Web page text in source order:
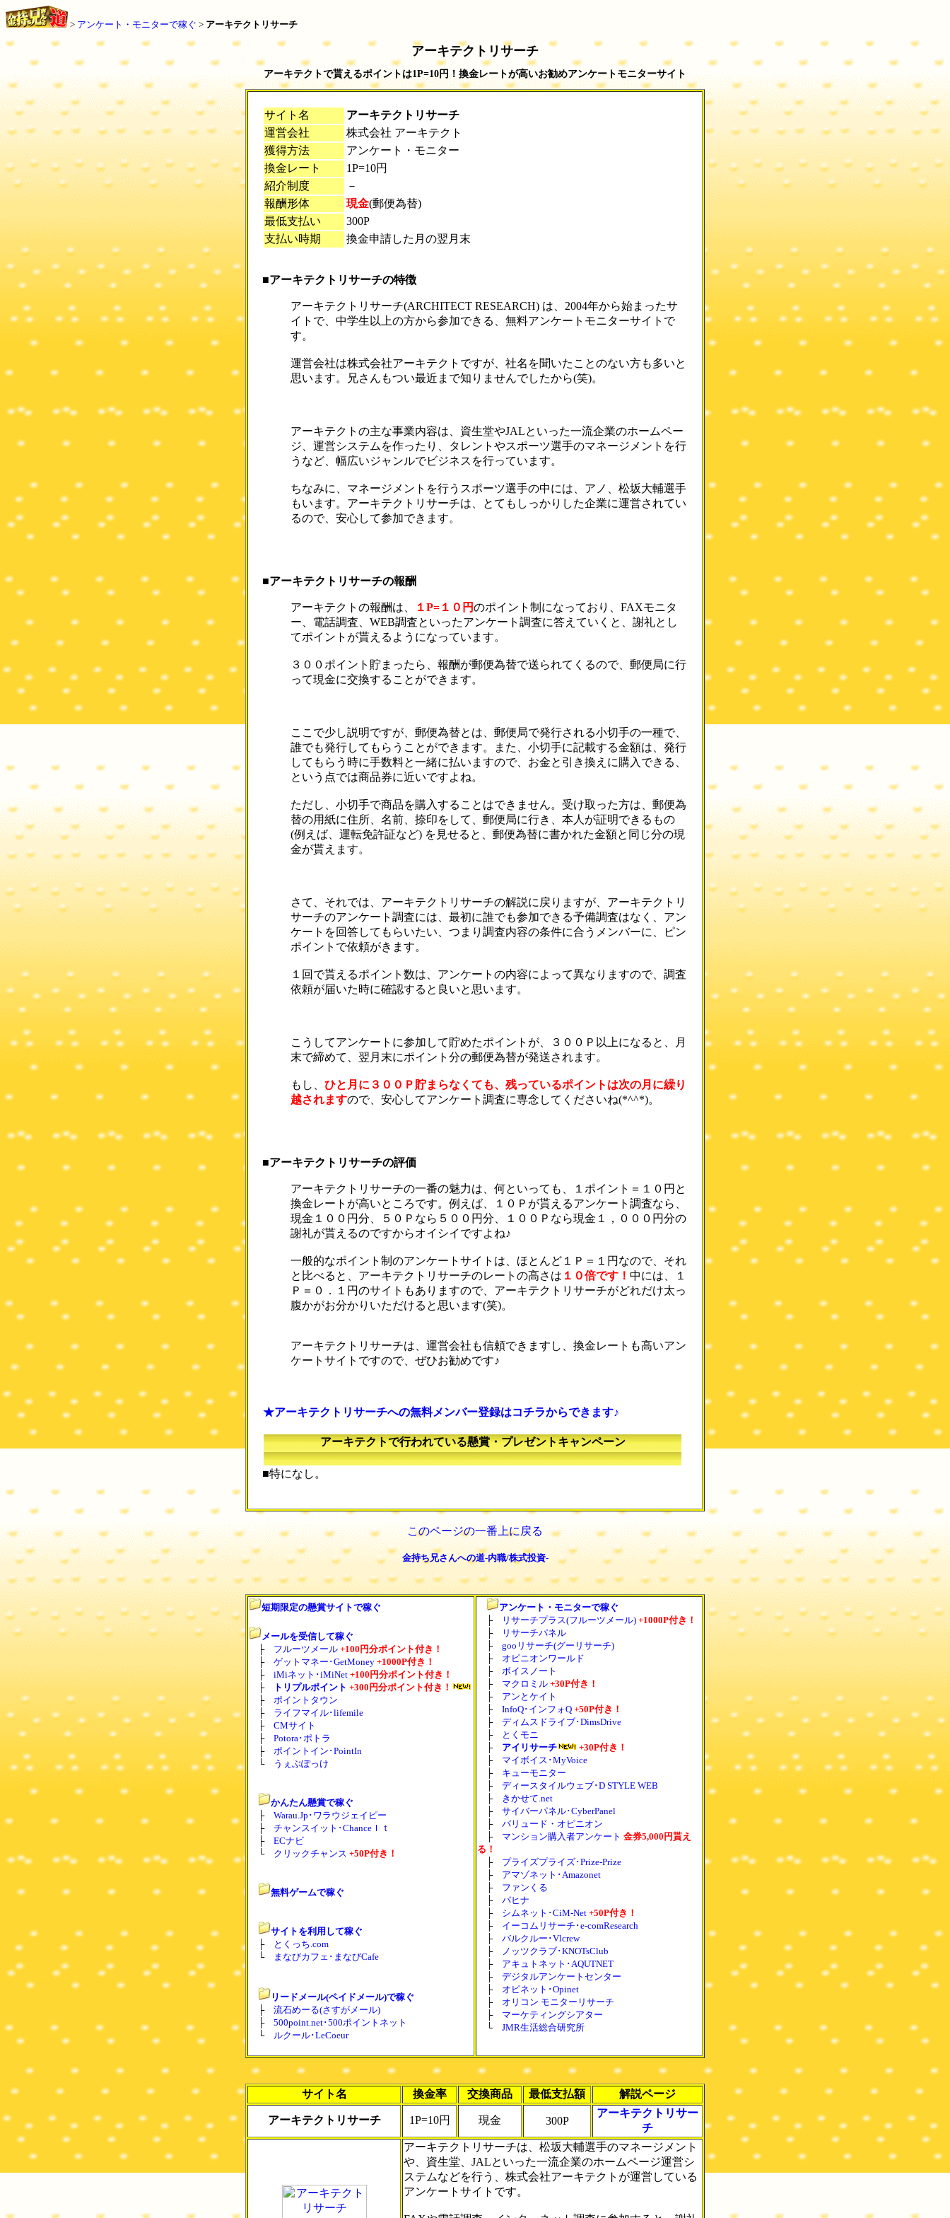
> アンケート・モニターで稼ぐ > アーキテクト リサーチ
アーキテクトリサーチ
アーキテクトで貰えるポイントは1P=10円！換金レートが高いお勧めアンケートモニターサイト
サイト名 アーキテクト リサーチ
運営会社
株式会社 アーキテクト
獲得方法
アンケート・モニター
換金レート
1P=10円
紹介制度
－
報酬形体
現金(郵便為替)
最低支払い
300P
支払い時期
換金申請した月の翌月末
■アーキテクトリサーチの特徴
アーキテクトリサーチ(ARCHITECT RESEARCH) は、2004年から始まったサ
イトで、中学生以上の方から参加できる、無料アンケートモニターサイトで
す。
運営会社は株式会社アーキテクトですが、社名を聞いたことのない方も多いと
思います。兄さんもつい最近まで知りませんでしたから(笑)。
アーキテクトの主な事業内容は、資生堂やJALといった一流企業のホームペー
ジ、運営システムを作ったり、タレントやスポーツ選手のマネージメントを行
うなど、幅広いジャンルでビジネスを行っています。
ちなみに、マネージメントを行うスポーツ選手の中には、アノ、松坂大輔選手
もいます。アーキテクトリサーチは、とてもしっかりした企業に運営されてい
るので、安心して参加できます。
■アーキテクトリサーチの報酬
アーキテクトの報酬は、 １P=１０円のポイント制になっており、FAXモニタ
ー、電話調査、WEB調査といったアンケート調査に答えていくと、謝礼とし
てポイントが貰えるようになっています。
３００ポイント貯まったら、報酬が郵便為替で送られてくるので、郵便局に行
って現金に交換することができます。
ここで少し説明ですが、郵便為替とは、郵便局で発行される小切手の一種で、
誰でも発行してもらうことができます。また、小切手に記載する金額は、発行
してもらう時に手数料と一緒に払いますので、お金と引き換えに購入できる、
という点では商品券に近いですよね。
ただし、小切手で商品を購入することはできません。受け取った方は、郵便為
替の用紙に住所、名前、捺印をして、郵便局に行き、本人が証明できるもの
(例えば、運転免許証など) を見せると、郵便為替に書かれた金額と同じ分の現
金が貰えます。
さて、それでは、アーキテクトリサーチの解説に戻りますが、アーキテクトリ
サーチのアンケート調査には、最初に誰でも参加できる予備調査はなく、アン
ケートを回答してもらいたい、つまり調査内容の条件に合うメンバーに、ピン
ポイントで依頼がきます。
１回で貰えるポイント数は、アンケートの内容によって異なりますので、調査
依頼が届いた時に確認すると良いと思います。
こうしてアンケートに参加して貯めたポイントが、３００Ｐ以上になると、月
末で締めて、翌月末にポイント分の郵便為替が発送されます。
もし、 ひと月に３００Ｐ貯まらなくても、残っているポイントは次の月に繰り
越されますので、安心してアンケート調査に専念してくださいね(*^^*)。
■アーキテクトリサーチの評価
アーキテクトリサーチの一番の魅力は、何といっても、１ポイント＝１０円と
換金レートが高いところです。例えば、１０Ｐが貰えるアンケート調査なら、
現金１００円分、５０Ｐなら５００円分、１００Ｐなら現金１，０００円分の
謝礼が貰えるのですからオイシイですよね♪
一般的なポイント制のアンケートサイトは、ほとんど１Ｐ＝１円なので、それ
と比べると、アーキテクトリサーチのレートの高さは １０倍です！ 中には、１
Ｐ＝０．１円のサイトもありますので、アーキテクトリサーチがどれだけ太っ
腹かがお分かりいただけると思います(笑)。
アーキテクトリサーチは、運営会社も信頼できますし、換金レートも高いアン
ケートサイトですので、ぜひお勧めです♪
★アーキテクトリサーチへの無料メンバー登録はコチラからできます♪
アーキテクトで行われている懸賞・プレゼントキャンペーン
■特になし。
このページの一番上に戻る
金持ち兄さんへの道-内職/株式投資-
短期限定の懸賞サイトで稼ぐ
メールを受信して稼ぐ
├ フルーツメール +100円分ポイント付き！
├ ゲットマネー･GetMoney +1000P付き！
├ iMiネット･iMiNet +100円分ポイント付き！
├
トリプルポイント +300円分ポイント付き！
├ ポイントタウン
├ ライフマイル･lifemile
├ CMサイト
├ Potora･ポトラ
├ ポイントイン･PointIn
└
うぇぶぽっけ
かんたん懸賞で稼ぐ
├ Warau.Jp･ワラウジェイピー
├ チャンスイット･ChanceＩｔ
├ ECナビ
└ クリックチャンス +50P付き！
無料ゲームで稼ぐ
サイトを利用して稼ぐ
├
とくっち.com
└
まなびカフェ･まなびCafe
リードメール(ペイドメール)で稼ぐ
├ 流石めーる(さすがメール)
├ 500point.net･500ポイントネット
└
ルクール･LeCoeur
アンケート・モニターで稼ぐ
├
リサーチプラス(フルーツメール) +1000P付き！
├
リサーチパネル
├ gooリサーチ(グーリサーチ)
├ オピニオンワールド
├ ボイスノート
├ マクロミル +30P付き！
├ アンとケイト
├ InfoQ･インフォQ +50P付き！
├ ディムスドライブ･DimsDrive
├
とくモニ
├ アイリサーチ
+30P付き！
├ マイボイス･MyVoice
├ キューモニター
├ ディースタイルウェブ･D STYLE WEB
├
きかせて.net
├ サイバーパネル･CyberPanel
├ バリュード・オピニオン
├ マンション購入者アンケート 金券5,000円貰え
る！
├ プライズプライズ･Prize-Prize
├ アマゾネット･Amazonet
├ ファンくる
├ パヒナ
├ シムネット･CiM-Net +50P付き！
├ イーコムリサーチ･e-comResearch
├ バルクルー･Vlcrew
├
ノッツクラブ･KNOTsClub
├ アキュトネット･AQUTNET
├ デジタルアンケートセンター
├ オピネット･Opinet
├ オリコン モニターリサーチ
├ マーケティングシアター
└ JMR生活総合研究所
サイト名 換金率 交換商品 最低支払額 解説ページ
アーキテクトリサーチ 1P=10円 現金 300P
アーキテクトリサー
チ
アーキテクトリサーチは、松坂大輔選手のマネージメント
や、資生堂、JALといった一流企業のホームページ運営シ
ステムなどを行う、株式会社アーキテクトが運営している
アンケートサイトです。